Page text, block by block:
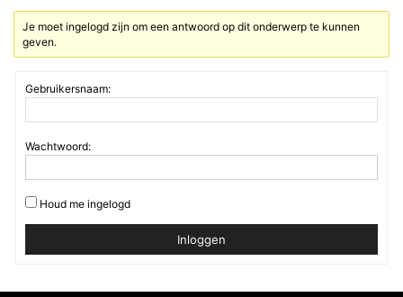
Je moet ingelogd zijn om een antwoord op dit onderwerp te kunnen
geven.
Gebruikersnaam:
Wachtwoord:
Houd me ingelogd
Inloggen